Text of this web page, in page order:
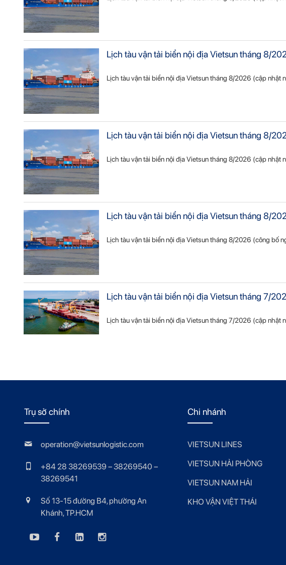
Lịch tàu vận tải biển nội địa Vietsun tháng 8/
Lịch tàu vận tải biển nội địa Vietsun tháng 8/2026 (cập
Lịch tàu vận tải biển nội địa Vietsun tháng 8/
Lịch tàu vận tải biển nội địa Vietsun tháng 8/2026 (cập
Lịch tàu vận tải biển nội địa Vietsun tháng 8/
Lịch tàu vận tải biển nội địa Vietsun tháng 8/2026 (công bố
Lịch tàu vận tải biển nội địa Vietsun tháng 7/
Lịch tàu vận tải biển nội địa Vietsun tháng 7/2026 (cập nhật
Trụ sở chính
operation@vietsunlogistic.com
+84 28 38269539 – 38269540 –
38269541
Số 13-15 đường B4, phường An
Khánh, TP.HCM
Chi nhánh
VIETSUN LINES
VIETSUN HẢI PHÒNG
VIETSUN NAM HẢI
KHO VẬN VIỆT THÁI